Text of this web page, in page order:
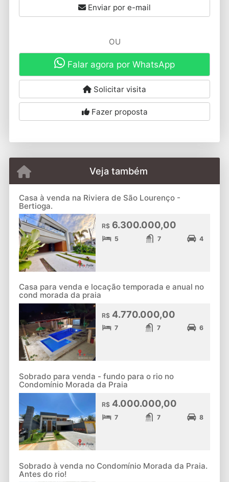
Enviar por e-mail
OU
Falar agora por WhatsApp
Solicitar visita
Fazer proposta
Veja também
Casa à venda na Riviera de São Lourenço -
Bertioga.
R$6.300.000,00
5 7 4
Casa para venda e locação temporada e anual no
cond morada da praia
R$4.770.000,00
7 7 6
Sobrado para venda - fundo para o rio no
Condomínio Morada da Praia
R$4.000.000,00
7 7 8
Sobrado à venda no Condomínio Morada da Praia.
Antes do rio!